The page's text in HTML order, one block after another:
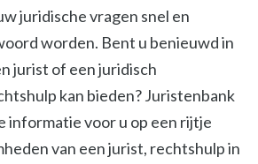
juridische vragen snel en
worden. Bent u benieuwd in
jurist of een juridisch
kan bieden? Juristenbank
informatie voor u op een rijtje
van een jurist, rechtshulp in